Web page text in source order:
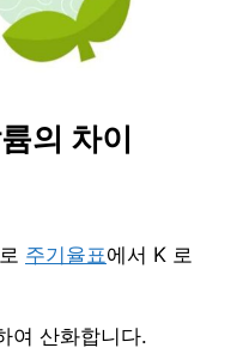
의 차이
주기율표에서 K 로
여 산화합니다.